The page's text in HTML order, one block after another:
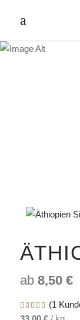
ab 8,50 €
Bewertet
1(1